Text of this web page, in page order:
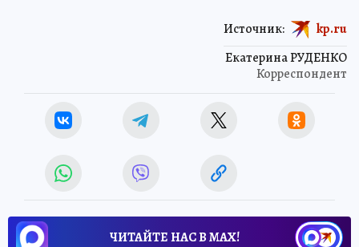
Екатерина РУДЕНКО
Корреспондент
Источник: kp.ru
ЧИТАЙТЕ НАС В МАХ!